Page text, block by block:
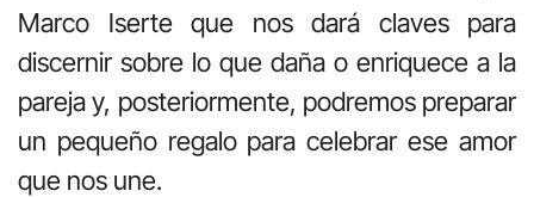
Marco Iserte que nos dará claves para
discernir sobre lo que daña o enriquece a la
pareja y, posteriormente, podremos preparar
un pequeño regalo para celebrar ese amor
que nos une.